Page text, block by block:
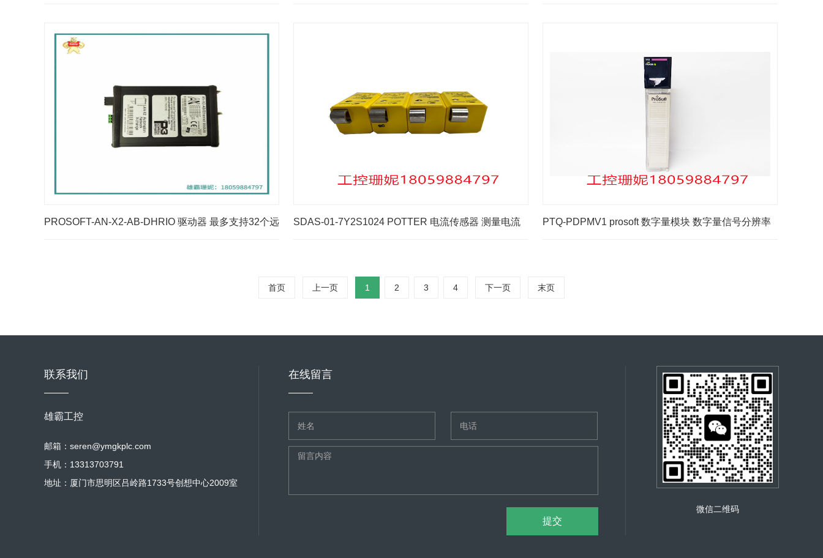
PROSOFT-AN-X2-AB-DHRIO 驱动器 最多支持32个远 SDAS-01-7Y2S1024 POTTER 电流传感器 测量电流 PTQ-PDPMV1 prosoft 数字量模块 数字量信号分辨率
首页 上一页 1 2 3 4 下一页 末页
联系我们
雄霸工控
邮箱：seren@ymgkplc.com
手机：13313703791
地址：厦门市思明区吕岭路1733号创想中心2009室
在线留言
微信二维码